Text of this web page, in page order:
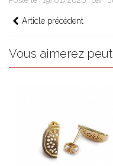
Article précédent
Vous aimerez